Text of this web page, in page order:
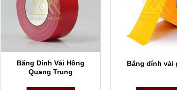
Băng Dính Vải Hồng
Quang Trung
Băng dính vải